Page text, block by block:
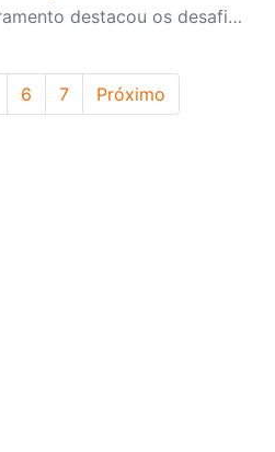
Conferência de encerramento destacou os desafios da escola contemporânea diante da inteligência artificial, da personalização do ensino e da formação humana em um mundo cada vez mais conectado
6 7 Próximo